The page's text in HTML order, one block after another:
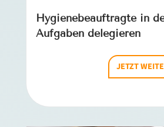
Hygienebeauftragte in
Aufgaben delegieren
JETZT